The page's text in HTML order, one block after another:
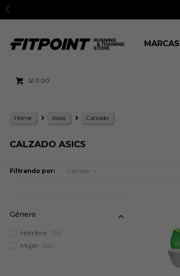
MARCAS
S/ 0.00
Home Asics Calzado
CALZADO ASICS
Filtrando por: Calzado
Género
Hombre (39)
Mujer (33)